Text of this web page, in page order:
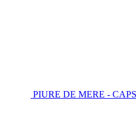
PIURE DE MERE -